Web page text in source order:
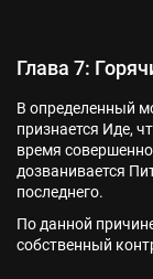
Глава 7:
В определенный
признается Иде,
время
дозванивается
последнего.
По данной
собственный